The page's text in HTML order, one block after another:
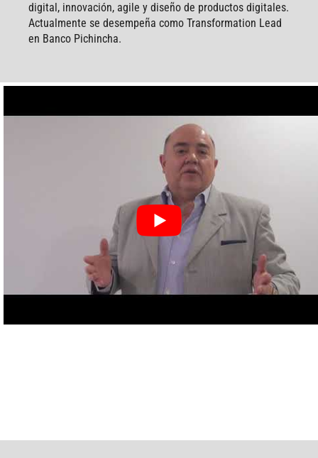
digital, innovación, agile y diseño de productos digitales.
Actualmente se desempeña como Transformation Lead
en Banco Pichincha.